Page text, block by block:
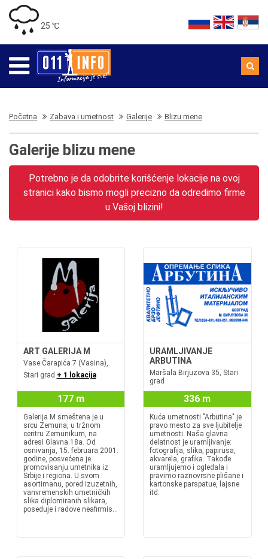
25 ℃
Početna Zabava i umetnost Galerije Blizu mene
Galerije blizu mene
Potrebno je da odobrite korišćenje lokacije na ovoj
stranici kako bismo mogli precizno da odredimo firme
u Vašoj blizini!
ART GALERIJA M
Vase Čarapića 7 (Vasina),
Stari grad + 1 lokacija
177 m
Galerija M smeštena je u
srcu Zemuna, u tržnom
centru Zemunikum, na
adresi Glavna 18a. Od
osnivanja, 15. februara 2001.
godine, posvećena je
promovisanju umetnika iz
Srbije i regiona. U svom
asortimanu, pored izuzetnih,
vanvremenskih umetničkih
slika diplomiranih slikara,
poseduje i radove neafirmis...
URAMLJIVANJE
ARBUTINA
Maršala Birjuzova 35, Stari
grad
336 m
Kuća umetnosti "Arbutina" je
pravo mesto za sve ljubitelje
umetnosti. Naša glavna
delatnost je uramljivanje:
fotografija, slika, papirusa,
akvarela, grafika. Takođe
uramljujemo i ogledala i
pravimo raznovrsne plišane i
kartonske parspatue, lajsne
itd.